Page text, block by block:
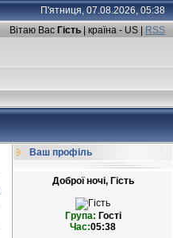
П'ятниця, 07.08.2026, 05:38
Вітаю Вас Гість | країна - US | RSS
Ваш профіль
Доброї ночі, Гість
Група: Гості
Час:05:38